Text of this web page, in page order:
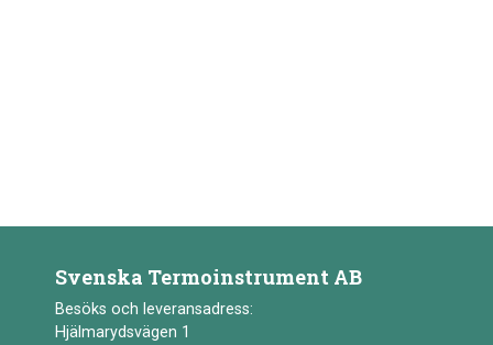
Svenska Termoinstrument AB
Besöks och leveransadress:
Hjälmarydsvägen 1